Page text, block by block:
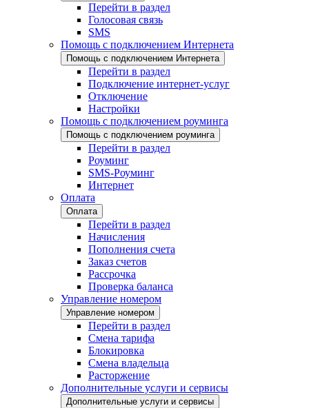
Перейти в раздел
Голосовая связь
SMS
Помощь с подключением Интернета
Помощь с подключением Интернета
Перейти в раздел
Подключение интернет-услуг
Отключение
Настройки
Помощь с подключением роуминга
Помощь с подключением роуминга
Перейти в раздел
Роуминг
SMS-Роуминг
Интернет
Оплата
Оплата
Перейти в раздел
Начисления
Пополнения счета
Заказ счетов
Рассрочка
Проверка баланса
Управление номером
Управление номером
Перейти в раздел
Смена тарифа
Блокировка
Смена владельца
Расторжение
Дополнительные услуги и сервисы
Дополнительные услуги и сервисы